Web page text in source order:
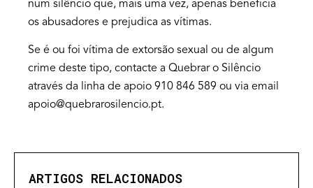
num silêncio que, mais uma vez, apenas beneficia
os abusadores e prejudica as vítimas.
Se é ou foi vítima de extorsão sexual ou de algum
crime deste tipo, contacte a Quebrar o Silêncio
através da linha de apoio 910 846 589 ou via email
apoio@quebrarosilencio.pt.
ARTIGOS RELACIONADOS